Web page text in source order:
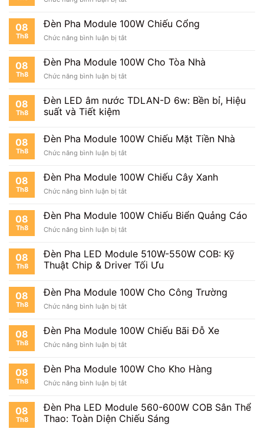
Pha
Module
100W
Sân
08
Th8
Đèn Pha Module 100W Chiếu Cổng
Chức năng bình luận bị tắtở
Pha
Module
100W
Cổng
08
Th8
Đèn Pha Module 100W Cho Tòa Nhà
Chức năng bình luận bị tắtở
Pha
Module
Tòa
08
Th8
Đèn LED âm nước TDLAN-D 6w: Bền bỉ, Hiệu
suất và Tiết kiệm
08
Th8
Đèn Pha Module 100W Chiếu Mặt Tiền Nhà
Chức năng bình luận bị tắtở
Pha
Module
100W
Mặt
Nhà
08
Th8
Đèn Pha Module 100W Chiếu Cây Xanh
Chức năng bình luận bị tắtở
Pha
Module
100W
Cây
Xanh
08
Th8
Đèn Pha Module 100W Chiếu Biển Quảng Cáo
Chức năng bình luận bị tắtở
Pha
Module
100W
Biển
Cáo
08
Th8
Đèn Pha LED Module 510W-550W COB: Kỹ
Thuật Chip & Driver Tối Ưu
08
Th8
Đèn Pha Module 100W Cho Công Trường
Chức năng bình luận bị tắtở
Pha
Module
100W
Công
08
Th8
Đèn Pha Module 100W Chiếu Bãi Đỗ Xe
Chức năng bình luận bị tắtở
Pha
Module
100W
Bãi
Đỗ
Xe
08
Th8
Đèn Pha Module 100W Cho Kho Hàng
Chức năng bình luận bị tắtở
Pha
Module
100W
08
Th8
Đèn Pha LED Module 560-600W COB Sân Thể
Thao: Toàn Diện Chiếu Sáng